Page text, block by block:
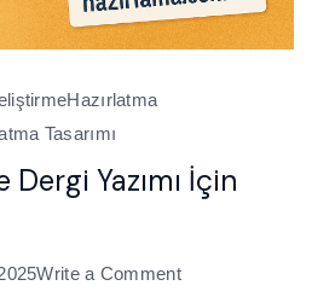
Hazırlatma
Tasarımı
Dergi Yazımı İçin
Write a Commenton